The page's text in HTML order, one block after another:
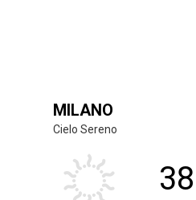
MILANO
Cielo Sereno
38